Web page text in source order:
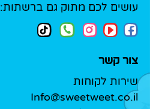
עושים לכם מתוק גם ברשתות:
צור קשר
שירות לקוחות
Info@sweetweet.co.il